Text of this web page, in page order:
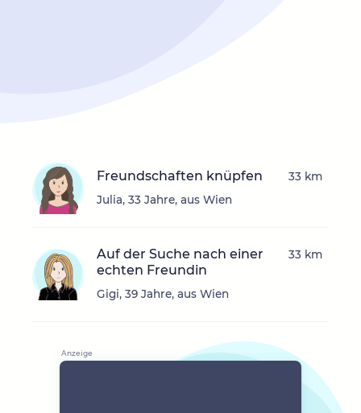
Freundschaften knüpfen
Julia, 33 Jahre, aus Wien
33 km
Auf der Suche nach einer
echten Freundin
Gigi, 39 Jahre, aus Wien
33 km